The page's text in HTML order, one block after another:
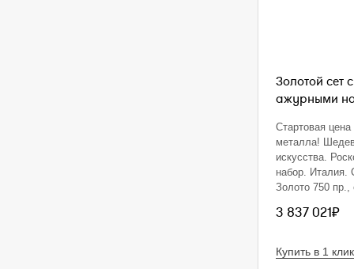
Золотой сет
ажурными
Стартовая
металла!
искусства.
набор. Италия.
Золото 750
диаметр - 51
браслет,
3 837 021₽
Купить в 1 клик